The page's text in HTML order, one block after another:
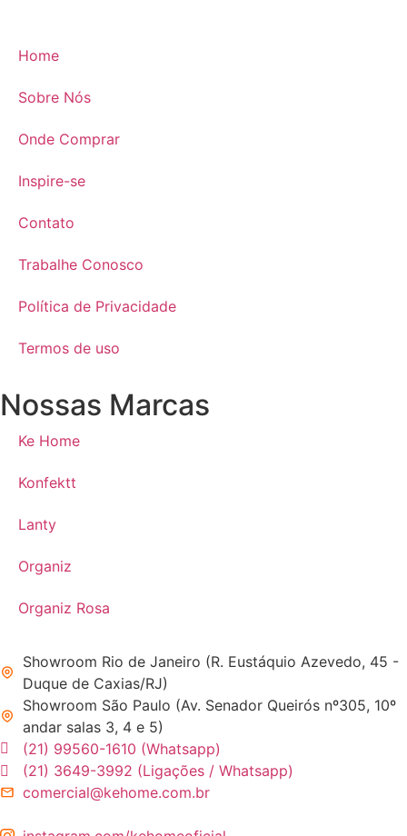
Home
Sobre Nós
Onde Comprar
Inspire-se
Contato
Trabalhe Conosco
Política de Privacidade
Termos de uso
Nossas Marcas
Ke Home
Konfektt
Lanty
Organiz
Organiz Rosa
Showroom Rio de Janeiro (R. Eustáquio Azevedo, 45 -
Duque de Caxias/RJ)
Showroom São Paulo (Av. Senador Queirós nº305, 10º
andar salas 3, 4 e 5)
(21) 99560-1610 (Whatsapp)
(21) 3649-3992 (Ligações / Whatsapp)
comercial@kehome.com.br